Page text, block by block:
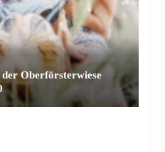
Oberförsterwiese